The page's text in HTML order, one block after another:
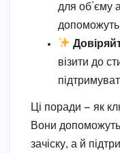
для об’єму
допоможуть
візити до
Ці поради — як
Вони
зачіску, а й